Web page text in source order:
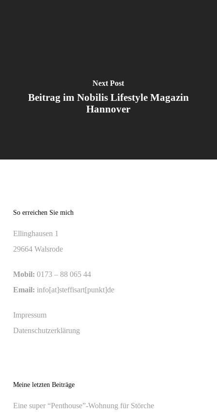
Next Post
Beitrag im Nobilis Lifestyle Magazin
Hannover
So erreichen Sie mich
Ellinghausen 1
29664 Walsrode
Mobil: 0173 – 88 065 44
Email: info[at]steffisart[punkt]de
Impressum
Datenschutzerklärung
Meine letzten Beiträge
Eine super “Penthouse”-Wohnung für Störche